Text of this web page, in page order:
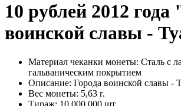
10 рублей 2012 года
воинской славы -
Материал чеканки монеты: Сталь с
гальваническим покрытием
Описание: Города воинской славы -
Вес монеты: 5,63 г.
Тираж: 10 000 000 шт